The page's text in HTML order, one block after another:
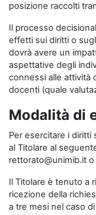
posizione raccolti
Il processo
effetti sui diritti o
dovrà avere un
aspettative degli
connessi alle attività
docenti (quale
Modalità di
Per esercitare i
al Titolare al
rettorato@unimib.it
Il Titolare è tenuto a
ricezione della
a tre mesi nel caso